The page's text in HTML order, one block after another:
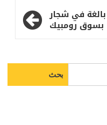
في شجار
بسوق رومبيك